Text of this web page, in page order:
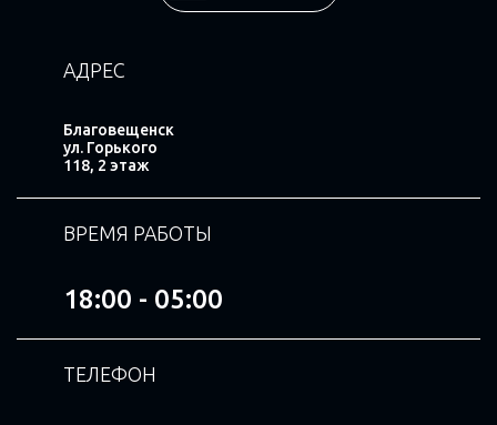
АДРЕС
Благовещенск
ул. Горького
118, 2 этаж
ВРЕМЯ РАБОТЫ
18:00 - 05:00
ТЕЛЕФОН